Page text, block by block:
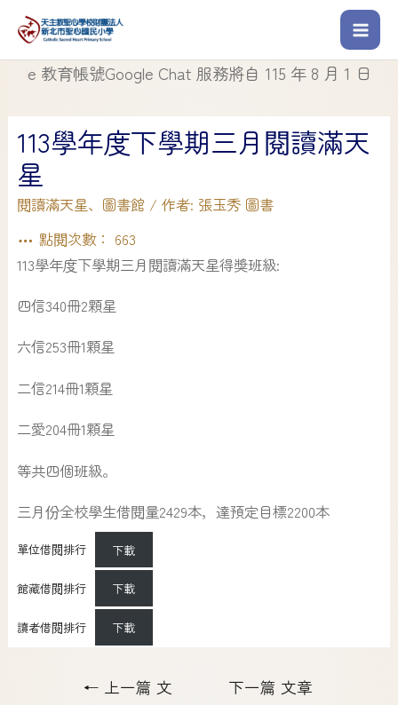
育帳號Google Chat 服務將自 115 年 8 月 1 日起停止
113學年度下學期三月閱讀滿天
星
閱讀滿天星、 圖書館/ 作者: 張玉秀 圖書
點閱次數： 663
113學年度下學期三月閱讀滿天星得獎班級:
四信340冊2顆星
六信253冊1顆星
二信214冊1顆星
二愛204冊1顆星
等共四個班級。
三月份全校學生借閱量2429本，達預定目標2200本
單位借閱排行 下載
館藏借閱排行 下載
讀者借閱排行 下載
← 上一篇 文
下一篇 文章